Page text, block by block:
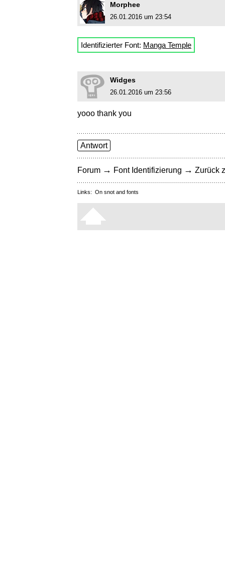
Morphee
26.01.2016 um 23:54
Identifizierter Font: Manga Temple
Widges
26.01.2016 um 23:56
yooo thank you
Antwort
Forum → Font Identifizierung → Zurück
Links: On snot and fonts